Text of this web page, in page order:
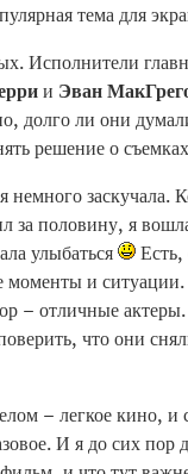
тема для
Исполнители
и Эван
долго ли они
решение о
немного заскучала.
за половину, я
улыбаться
Есть,
моменты и
– отличные
что они
– легкое кино, и
И я до сих пор